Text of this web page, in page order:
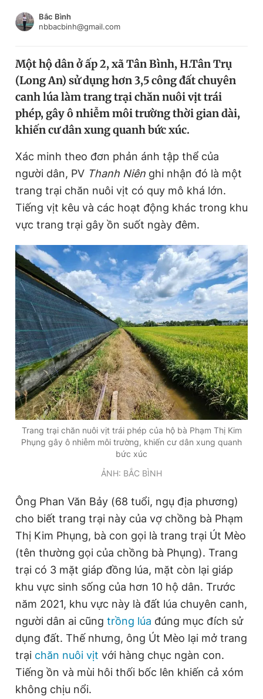
Chuyên mục khác
Tin thị trường Tin 360
Video Magazine
Sản phẩm khác
Tiện ích Bạn cần biết
Thông tin tòa soạn Liên hệ quảng cáo
Đọc Thanh Niên trên điện thoại
Theo dõi báo trên
Hotline
0906 645 777
Liên hệ quảng cáo
0908 780 404
RSS
Tổng biên tập: Nguyễn Ngọc Toàn
Phó tổng biên tập: Lâm Hiếu Dũng
Phó tổng biên tập: Trần Việt Hưng
Tổng thư ký tòa soạn: Đức Trung
Giấy phép xuất bản số 110/GP - BTTTT cấp ngày 24.3.2020
© 2003-2026 Bản quyền thuộc về Báo Thanh Niên. Cấm sao
chép dưới mọi hình thức nếu không có sự chấp thuận bằng văn
bản. Phát triển bởi ePi Technologies, JSC.
Tin đã xem
Đăng xuất
Bắc Bình
nbbacbinh@gmail.com
Một hộ dân ở ấp 2, xã Tân Bình, H.Tân Trụ
(Long An) sử dụng hơn 3,5 công đất chuyên
canh lúa làm trang trại chăn nuôi vịt trái
phép, gây ô nhiễm môi trường thời gian dài,
khiến cư dân xung quanh bức xúc.
Xác minh theo đơn phản ánh tập thể của
người dân, PV Thanh Niên ghi nhận đó là một
trang trại chăn nuôi vịt có quy mô khá lớn.
Tiếng vịt kêu và các hoạt động khác trong khu
vực trang trại gây ồn suốt ngày đêm.
Trang trại chăn nuôi vịt trái phép của hộ bà Phạm Thị Kim
Phụng gây ô nhiễm môi trường, khiến cư dân xung quanh
bức xúc
ẢNH: BẮC BÌNH
Ông Phan Văn Bảy (68 tuổi, ngụ địa phương)
cho biết trang trại này của vợ chồng bà Phạm
Thị Kim Phụng, bà con gọi là trang trại Út Mèo
(tên thường gọi của chồng bà Phụng). Trang
trại có 3 mặt giáp đồng lúa, mặt còn lại giáp
khu vực sinh sống của hơn 10 hộ dân. Trước
năm 2021, khu vực này là đất lúa chuyên canh,
người dân ai cũng trồng lúa đúng mục đích sử
dụng đất. Thế nhưng, ông Út Mèo lại mở trang
trại chăn nuôi vịt với hàng chục ngàn con.
Tiếng ồn và mùi hôi thối bốc lên khiến cả xóm
không chịu nổi.